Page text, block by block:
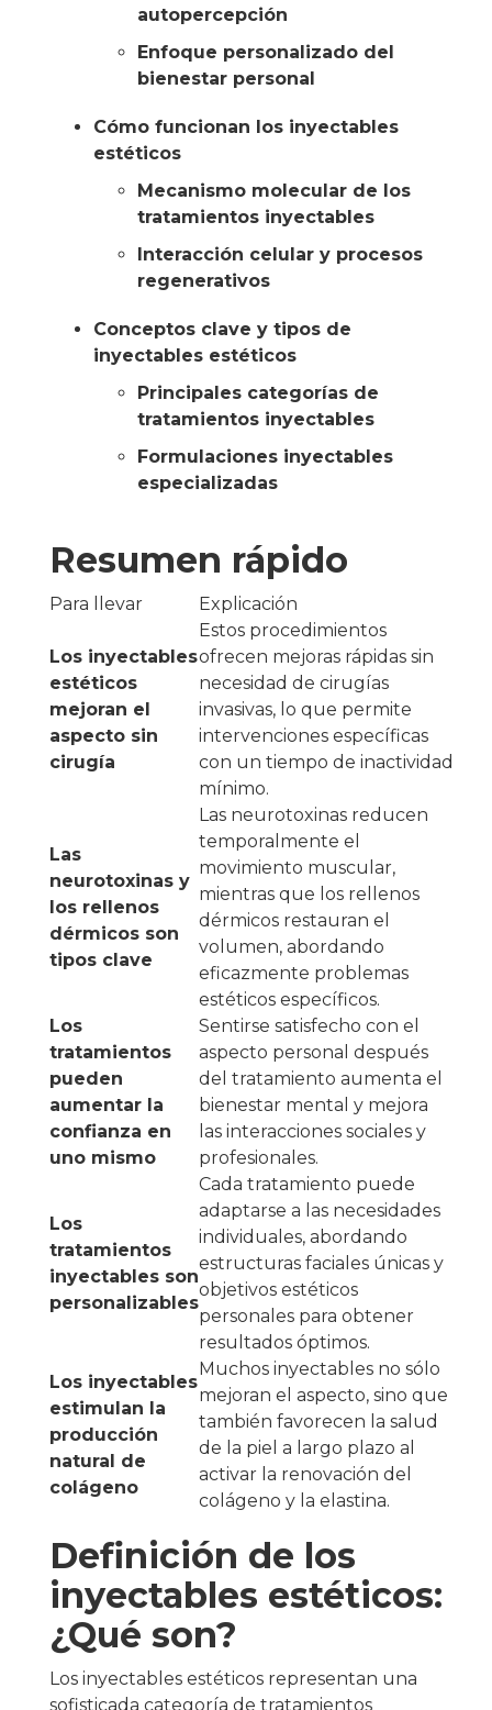
autopercepción
Enfoque personalizado del
bienestar personal
Cómo funcionan los inyectables
estéticos
Mecanismo molecular de los
tratamientos inyectables
Interacción celular y procesos
regenerativos
Conceptos clave y tipos de
inyectables estéticos
Principales categorías de
tratamientos inyectables
Formulaciones inyectables
especializadas
Resumen rápido
Para llevar Explicación
Los inyectables
estéticos
mejoran el
aspecto sin
cirugía
Estos procedimientos
ofrecen mejoras rápidas sin
necesidad de cirugías
invasivas, lo que permite
intervenciones específicas
con un tiempo de inactividad
mínimo.
Las
neurotoxinas y
los rellenos
dérmicos son
tipos clave
Las neurotoxinas reducen
temporalmente el
movimiento muscular,
mientras que los rellenos
dérmicos restauran el
volumen, abordando
eficazmente problemas
estéticos específicos.
Los
tratamientos
pueden
aumentar la
confianza en
uno mismo
Sentirse satisfecho con el
aspecto personal después
del tratamiento aumenta el
bienestar mental y mejora
las interacciones sociales y
profesionales.
Los
tratamientos
inyectables son
personalizables
Cada tratamiento puede
adaptarse a las necesidades
individuales, abordando
estructuras faciales únicas y
objetivos estéticos
personales para obtener
resultados óptimos.
Los inyectables
estimulan la
producción
natural de
colágeno
Muchos inyectables no sólo
mejoran el aspecto, sino que
también favorecen la salud
de la piel a largo plazo al
activar la renovación del
colágeno y la elastina.
Definición de los
inyectables estéticos:
¿Qué son?
Los inyectables estéticos representan una
sofisticada categoría de tratamientos